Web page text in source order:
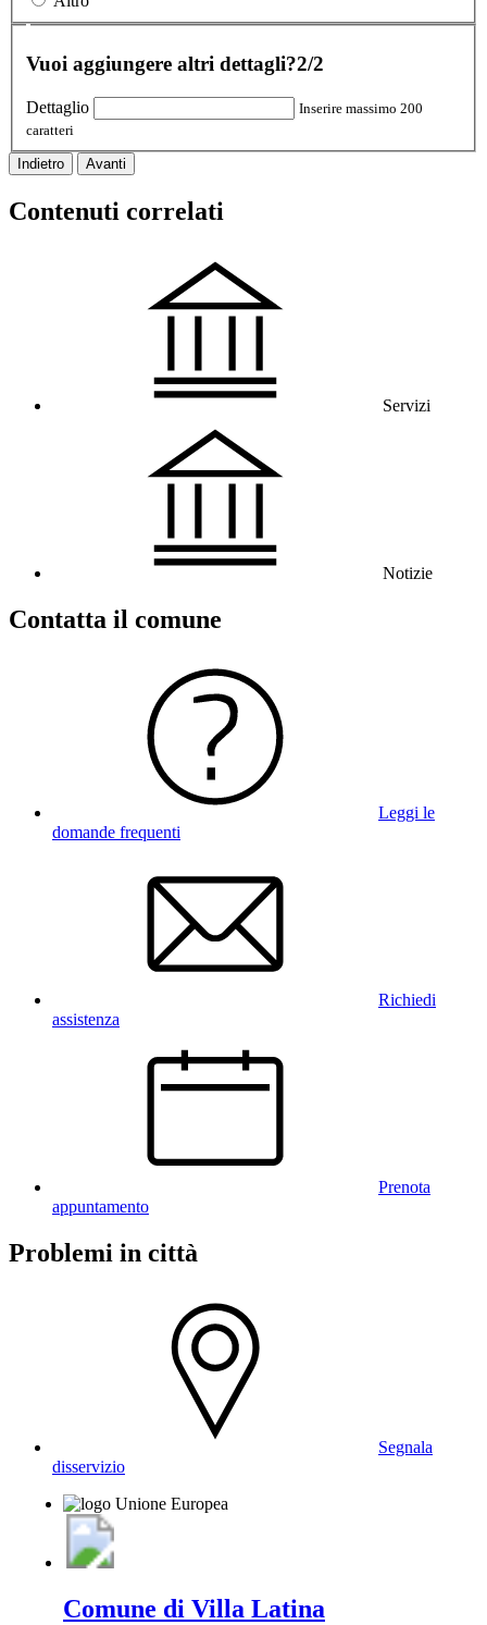
Vuoi aggiungere altri dettagli?2/2
Dettaglio
Inserire massimo 200
caratteri
Indietro Avanti
Contenuti correlati
Servizi
Notizie
Contatta il comune
Leggi le
domande frequenti
Richiedi
assistenza
Prenota
appuntamento
Problemi in città
Segnala
disservizio
Comune di Villa Latina